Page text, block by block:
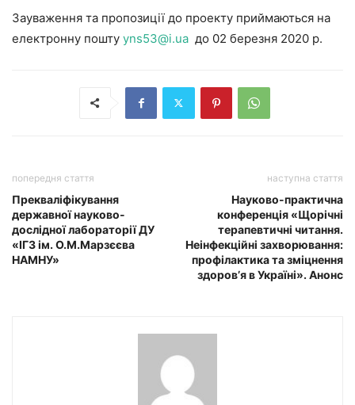
Зауваження та пропозиції до проекту приймаються на
електронну пошту yns53@i.ua до 02 березня 2020 р.
попередня стаття
Прекваліфікування
державної науково-
дослідної лабораторії ДУ
«ІГЗ ім. О.М.Марзєєва
НАМНУ»
наступна стаття
Науково-практична
конференція «Щорічні
терапевтичні читання.
Неінфекційні захворювання:
профілактика та зміцнення
здоров’я в Україні». Анонс